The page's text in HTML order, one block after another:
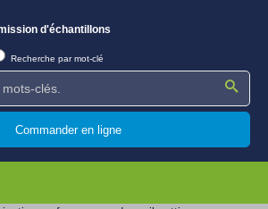
d'échantillons
Recherche par mot-clé
Commander en ligne